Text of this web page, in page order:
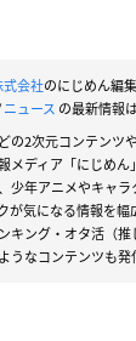
会社のにじめん編
ニュース の最新情報
の2次元コンテンツ
ディア「にじめん
少年アニメやキャ
が気になる情報を幅
キング・オタ活（
うなコンテンツも発